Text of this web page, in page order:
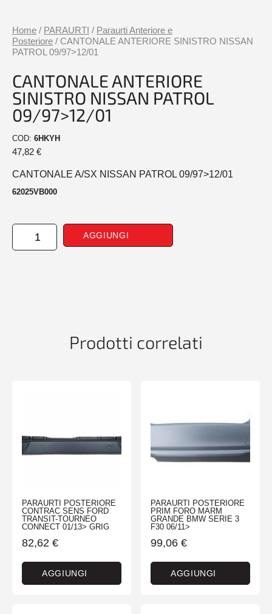
Home / PARAURTI / Paraurti Anteriore e
Posteriore / CANTONALE ANTERIORE SINISTRO NISSAN
PATROL 09/97>12/01
CANTONALE ANTERIORE
SINISTRO NISSAN PATROL
09/97>12/01
COD: 6HKYH
47,82 €
CANTONALE A/SX NISSAN PATROL 09/97>12/01
62025VB000
CANTONALE
ANTERIORE
AGGIUNGI
Prodotti correlati
PARAURTI POSTERIORE
CONTRAC SENS FORD
TRANSIT-TOURNEO
CONNECT 01/13> GRIG
82,62 €
AGGIUNGI
PARAURTI POSTERIORE
PRIM FORO MARM
GRANDE BMW SERIE 3
F30 06/11>
99,06 €
AGGIUNGI